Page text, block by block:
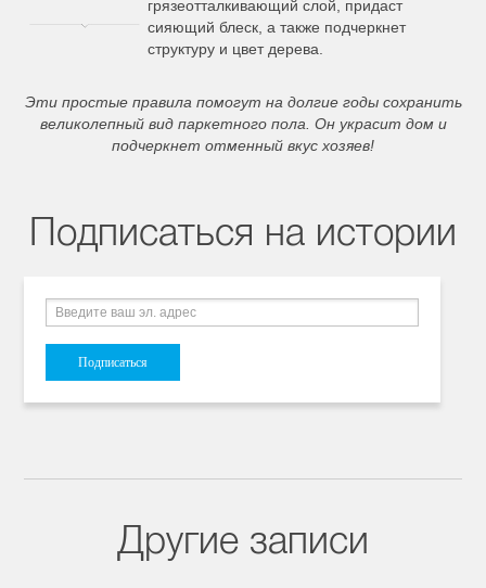
грязеотталкивающий слой, придаст
сияющий блеск, а также подчеркнет
структуру и цвет дерева.
Эти простые правила помогут на долгие годы сохранить
великолепный вид паркетного пола. Он украсит дом и
подчеркнет отменный вкус хозяев!
Подписаться на истории
Другие записи